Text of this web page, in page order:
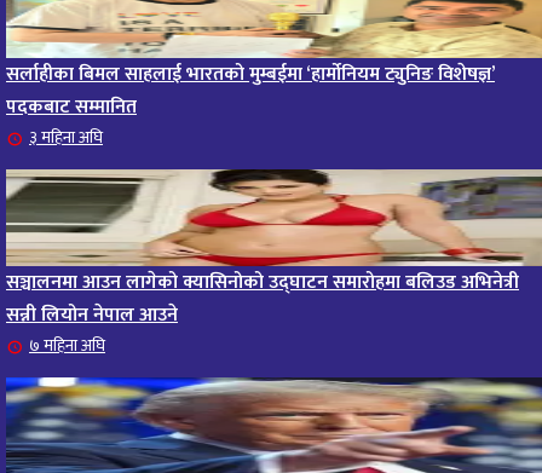
सर्लाहीका बिमल साहलाई भारतको मुम्बईमा ‘हार्मोनियम ट्युनिङ विशेषज्ञ’
पदकबाट सम्मानित
३ महिना अघि
सञ्चालनमा आउन लागेको क्यासिनोको उद्घाटन समारोहमा बलिउड अभिनेत्री
सन्नी लियोन नेपाल आउने
७ महिना अघि